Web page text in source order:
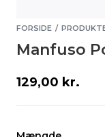
FORSIDE /
Manfuso
129,00 kr.